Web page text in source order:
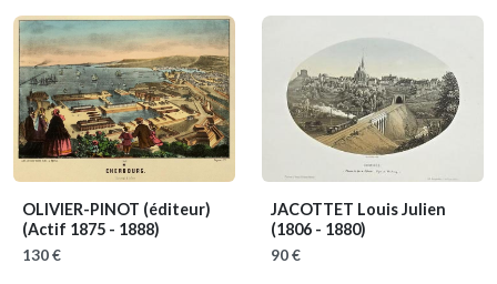
OLIVIER-PINOT (éditeur)
(Actif 1875 - 1888)
130 €
JACOTTET Louis Julien
(1806 - 1880)
90 €